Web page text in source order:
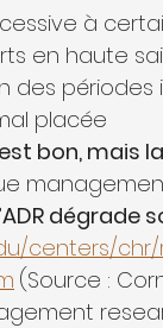
à
en haute
des périodes
placée
bon, mais
dégrade
centers/
(Source :